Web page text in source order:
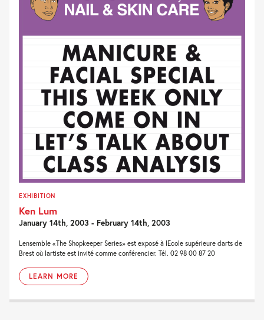
EXHIBITION
Ken Lum
January 14th, 2003 - February 14th, 2003
Lensemble «The Shopkeeper Series» est exposé à lEcole supérieure darts de
Brest où lartiste est invité comme conférencier. Tél. 02 98 00 87 20
LEARN MORE